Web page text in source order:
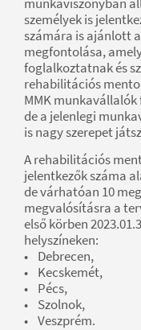
személyek is
számára is ajánlott
megfontolása,
foglalkoztatnak és
rehabilitációs
MMK munkavállalók
de a jelenlegi
is nagy szerepet
A rehabilitációs
jelentkezők száma
de várhatóan 10
megvalósításra a
első körben
helyszíneken:
• Debrecen,
• Kecskemét,
• Pécs,
• Szolnok,
• Veszprém.